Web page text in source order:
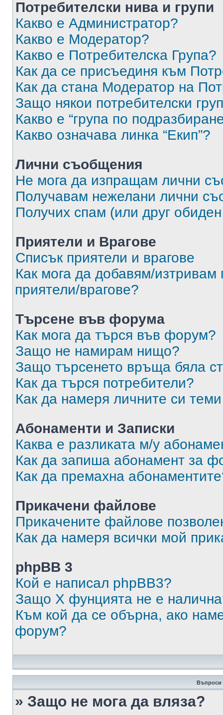
Потребителски нива и групи
Какво е Администратор?
Какво е Модератор?
Какво е Потребителска Група?
Как да се присъединя към
Как да стана Модератор на
Защо някои потребителски
Какво е “група по
Какво означава линка “Екип”?
Лични съобщения
Не мога да изпращам лични
Получавам нежелани лични
Получих спам (или друг
Приятели и Врагове
Списък приятели и врагове
Как мога да добавям/изтривам
приятели/врагове?
Търсене във форума
Как мога да търся във форум?
Защо не намирам нищо?
Защо търсенето връща бяла
Как да търся потребители?
Как да намеря личните си
Абонаменти и Записки
Каква е разликата м/у
Как да запиша абонамент за
Как да премахна
Прикачени файлове
Прикачените файлове
Как да намеря всички мой
phpBB 3
Кой е написал phpBB3?
Защо X фунцията не е
Към кой да се обърна, ако
форум?
Въпроси
» Защо не мога да вляза?